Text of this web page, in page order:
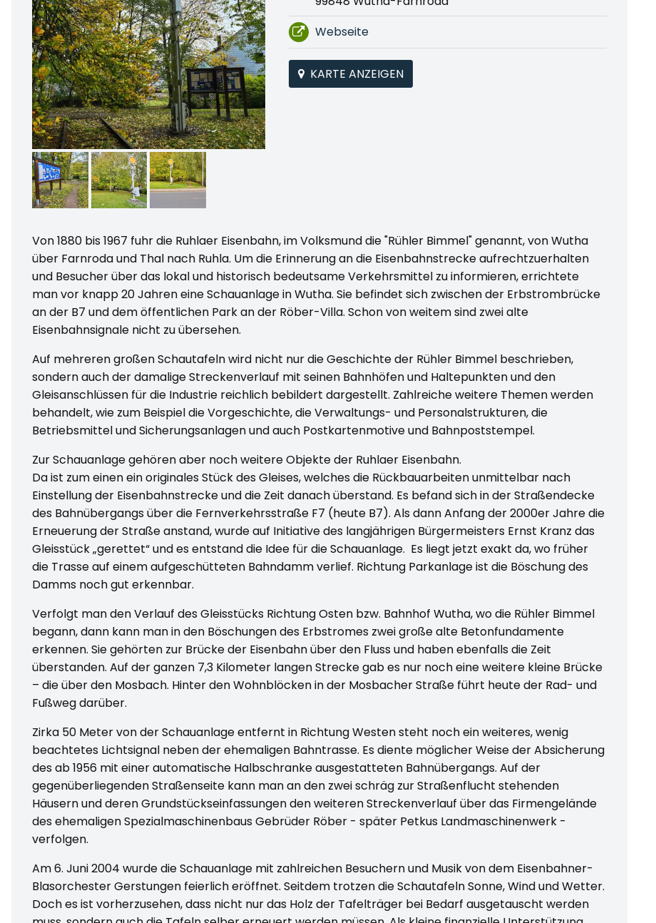
Webseite
KARTE ANZEIGEN
Von 1880 bis 1967 fuhr die Ruhlaer Eisenbahn, im Volksmund die "Rühler Bimmel" genannt, von Wutha
über Farnroda und Thal nach Ruhla. Um die Erinnerung an die Eisenbahnstrecke aufrechtzuerhalten
und Besucher über das lokal und historisch bedeutsame Verkehrsmittel zu informieren, errichtete
man vor knapp 20 Jahren eine Schauanlage in Wutha. Sie befindet sich zwischen der Erbstrombrücke
an der B7 und dem öffentlichen Park an der Röber-Villa. Schon von weitem sind zwei alte
Eisenbahnsignale nicht zu übersehen.
Auf mehreren großen Schautafeln wird nicht nur die Geschichte der Rühler Bimmel beschrieben,
sondern auch der damalige Streckenverlauf mit seinen Bahnhöfen und Haltepunkten und den
Gleisanschlüssen für die Industrie reichlich bebildert dargestellt. Zahlreiche weitere Themen werden
behandelt, wie zum Beispiel die Vorgeschichte, die Verwaltungs- und Personalstrukturen, die
Betriebsmittel und Sicherungsanlagen und auch Postkartenmotive und Bahnpoststempel.
Zur Schauanlage gehören aber noch weitere Objekte der Ruhlaer Eisenbahn.
Da ist zum einen ein originales Stück des Gleises, welches die Rückbauarbeiten unmittelbar nach
Einstellung der Eisenbahnstrecke und die Zeit danach überstand. Es befand sich in der Straßendecke
des Bahnübergangs über die Fernverkehrsstraße F7 (heute B7). Als dann Anfang der 2000er Jahre die
Erneuerung der Straße anstand, wurde auf Initiative des langjährigen Bürgermeisters Ernst Kranz das
Gleisstück „gerettet“ und es entstand die Idee für die Schauanlage. Es liegt jetzt exakt da, wo früher
die Trasse auf einem aufgeschütteten Bahndamm verlief. Richtung Parkanlage ist die Böschung des
Damms noch gut erkennbar.
Verfolgt man den Verlauf des Gleisstücks Richtung Osten bzw. Bahnhof Wutha, wo die Rühler Bimmel
begann, dann kann man in den Böschungen des Erbstromes zwei große alte Betonfundamente
erkennen. Sie gehörten zur Brücke der Eisenbahn über den Fluss und haben ebenfalls die Zeit
überstanden. Auf der ganzen 7,3 Kilometer langen Strecke gab es nur noch eine weitere kleine Brücke
– die über den Mosbach. Hinter den Wohnblöcken in der Mosbacher Straße führt heute der Rad- und
Fußweg darüber.
Zirka 50 Meter von der Schauanlage entfernt in Richtung Westen steht noch ein weiteres, wenig
beachtetes Lichtsignal neben der ehemaligen Bahntrasse. Es diente möglicher Weise der Absicherung
des ab 1956 mit einer automatische Halbschranke ausgestatteten Bahnübergangs. Auf der
gegenüberliegenden Straßenseite kann man an den zwei schräg zur Straßenflucht stehenden
Häusern und deren Grundstückseinfassungen den weiteren Streckenverlauf über das Firmengelände
des ehemaligen Spezialmaschinenbaus Gebrüder Röber - später Petkus Landmaschinenwerk -
verfolgen.
Am 6. Juni 2004 wurde die Schauanlage mit zahlreichen Besuchern und Musik von dem Eisenbahner-
Blasorchester Gerstungen feierlich eröffnet. Seitdem trotzen die Schautafeln Sonne, Wind und Wetter.
Doch es ist vorherzusehen, dass nicht nur das Holz der Tafelträger bei Bedarf ausgetauscht werden